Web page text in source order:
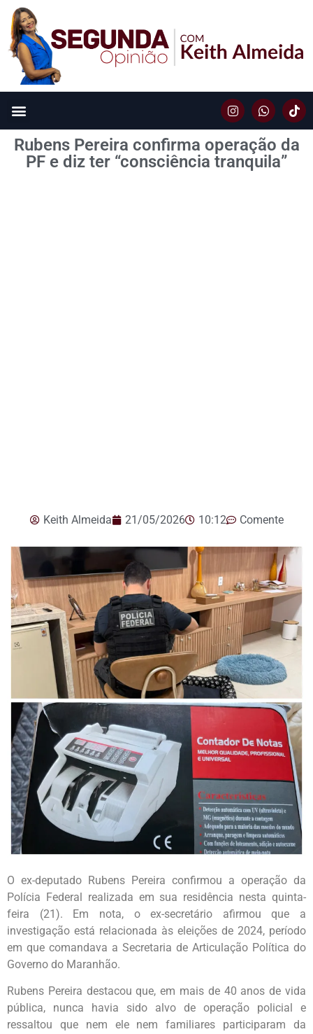
Rubens Pereira confirma operação da
PF e diz ter “consciência tranquila”
Keith Almeida 21/05/2026 10:12 Comente
O ex-deputado Rubens Pereira confirmou a operação da
Polícia Federal realizada em sua residência nesta quinta-
feira (21). Em nota, o ex-secretário afirmou que a
investigação está relacionada às eleições de 2024, período
em que comandava a Secretaria de Articulação Política do
Governo do Maranhão.
Rubens Pereira destacou que, em mais de 40 anos de vida
pública, nunca havia sido alvo de operação policial e
ressaltou que nem ele nem familiares participaram da